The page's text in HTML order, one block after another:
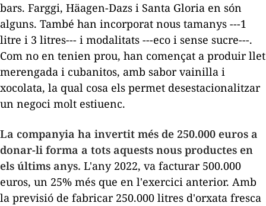
bars. Farggi, Häagen-Dazs i Santa Gloria en són
alguns. També han incorporat nous tamanys ---1
litre i 3 litres--- i modalitats ---eco i sense sucre---.
Com no en tenien prou, han començat a produir llet
merengada i cubanitos, amb sabor vainilla i
xocolata, la qual cosa els permet desestacionalitzar
un negoci molt estiuenc.
La companyia ha invertit més de 250.000 euros a
donar-li forma a tots aquests nous productes en
els últims anys. L'any 2022, va facturar 500.000
euros, un 25% més que en l'exercici anterior. Amb
la previsió de fabricar 250.000 litres d'orxata fresca